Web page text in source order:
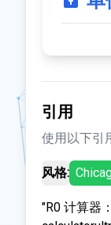
引用
使用以下引
风格:
"R0 计算器